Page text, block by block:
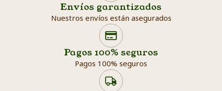
Envíos garantizados
Nuestros envíos están asegurados
Pagos 100% seguros
Pagos 100% seguros
Search products